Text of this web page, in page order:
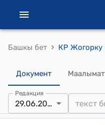
Башкы бет ›
Документ
Редакция
29.06.2015